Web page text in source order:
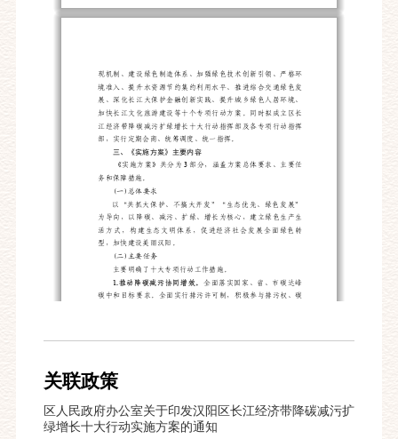
关联政策
区人民政府办公室关于印发汉阳区长江经济带降碳减污扩
绿增长十大行动实施方案的通知